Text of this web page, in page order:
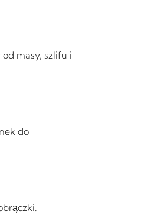
masy, szlifu i
do